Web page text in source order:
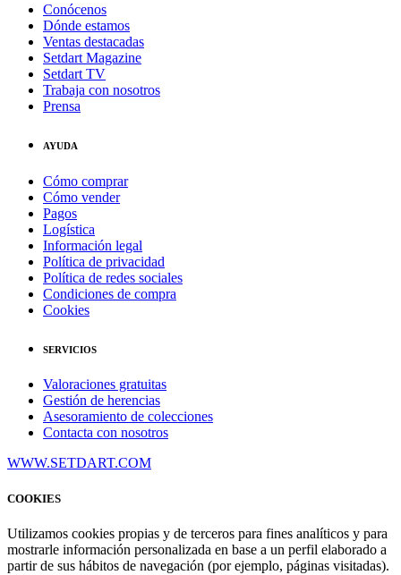
Conócenos
Dónde estamos
Ventas destacadas
Setdart Magazine
Setdart TV
Trabaja con nosotros
Prensa
AYUDA
Cómo comprar
Cómo vender
Pagos
Logística
Información legal
Política de privacidad
Política de redes sociales
Condiciones de compra
Cookies
SERVICIOS
Valoraciones gratuitas
Gestión de herencias
Asesoramiento de colecciones
Contacta con nosotros
WWW.SETDART.COM
COOKIES
Utilizamos cookies propias y de terceros para fines analíticos y para
mostrarle información personalizada en base a un perfil elaborado a
partir de sus hábitos de navegación (por ejemplo, páginas visitadas).